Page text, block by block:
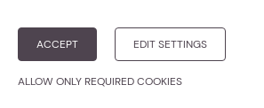
ACCEPT EDIT SETTINGS
ALLOW ONLY REQUIRED COOKIES
Cena vč. DPH:
11 290 000 Kč
Přesvědčte se v krátké
nebo rovnou
volných bytů!